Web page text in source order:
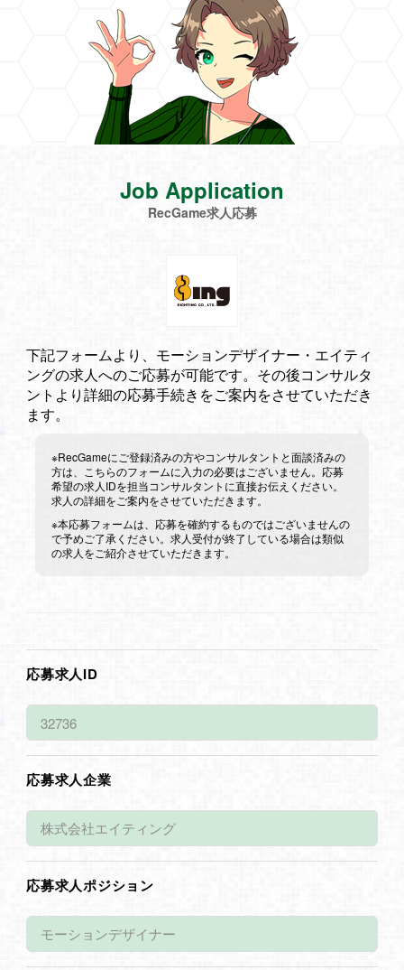
Job Application
RecGame求人応募
下記フォームより、モーションデザイナー・エイティ
ングの求人へのご応募が可能です。その後コンサルタ
ントより詳細の応募手続きをご案内をさせていただき
ます。
※RecGameにご登録済みの方やコンサルタントと面談済みの
方は、こちらのフォームに入力の必要はございません。応募
希望の求人IDを担当コンサルタントに直接お伝えください。
求人の詳細をご案内をさせていただきます。
※本応募フォームは、応募を確約するものではございませんの
で予めご了承ください。求人受付が終了している場合は類似
の求人をご紹介させていただきます。
応募求人ID
応募求人企業
応募求人ポジション